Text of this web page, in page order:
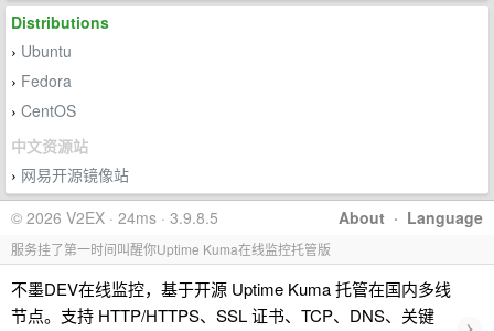
Distributions
› Ubuntu
› Fedora
› CentOS
中文资源站
› 网易开源镜像站
About · Language
© 2026 V2EX · 24ms · 3.9.8.5
服务挂了第一时间叫醒你Uptime Kuma在线监控托管版
不墨DEV在线监控，基于开源 Uptime Kuma 托管在国内多线
节点。支持 HTTP/HTTPS、SSL 证书、TCP、DNS、关键